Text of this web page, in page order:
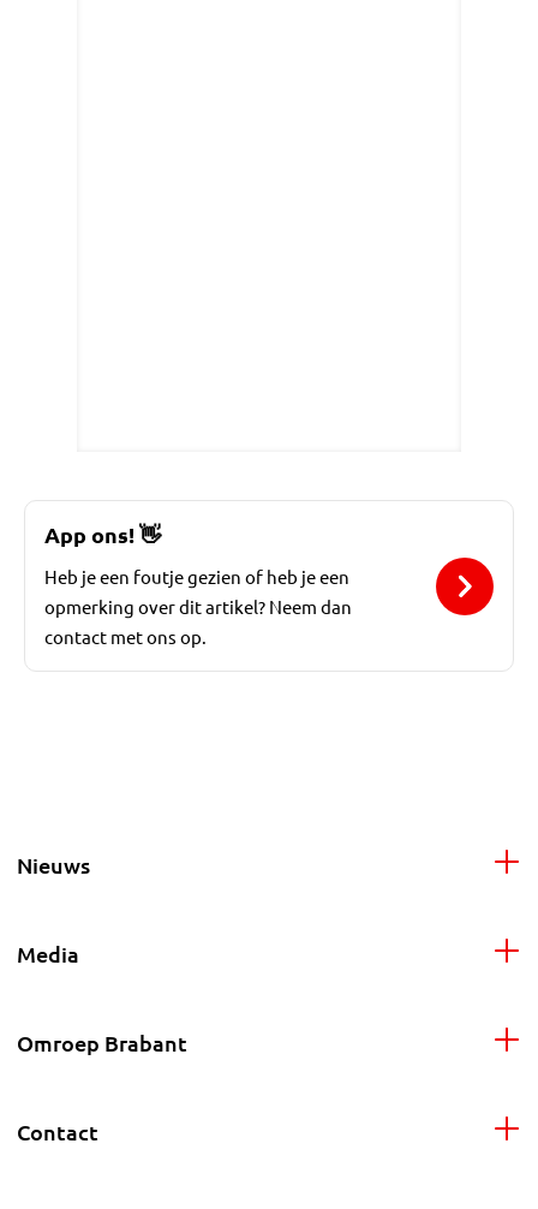
App ons!👋
Heb je een foutje gezien of heb je een
opmerking over dit artikel? Neem dan
contact met ons op.
Nieuws
Media
Omroep Brabant
Contact